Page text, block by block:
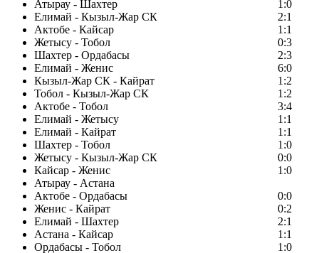
Атырау - Шахтер
1:0
Елимай - Кызыл-Жар СК
2:1
Актобе - Кайсар
1:1
Жетысу - Тобол
0:3
Шахтер - Ордабасы
2:3
Елимай - Женис
6:0
Кызыл-Жар СК - Кайрат
1:2
Тобол - Кызыл-Жар СК
1:2
Актобе - Тобол
3:4
Елимай - Жетысу
1:1
Елимай - Кайрат
1:1
Шахтер - Тобол
1:0
Жетысу - Кызыл-Жар СК
0:0
Кайсар - Женис
1:0
Атырау - Астана
Актобе - Ордабасы
0:0
Женис - Кайрат
0:2
Елимай - Шахтер
2:1
Астана - Кайсар
1:1
Ордабасы - Тобол
1:0